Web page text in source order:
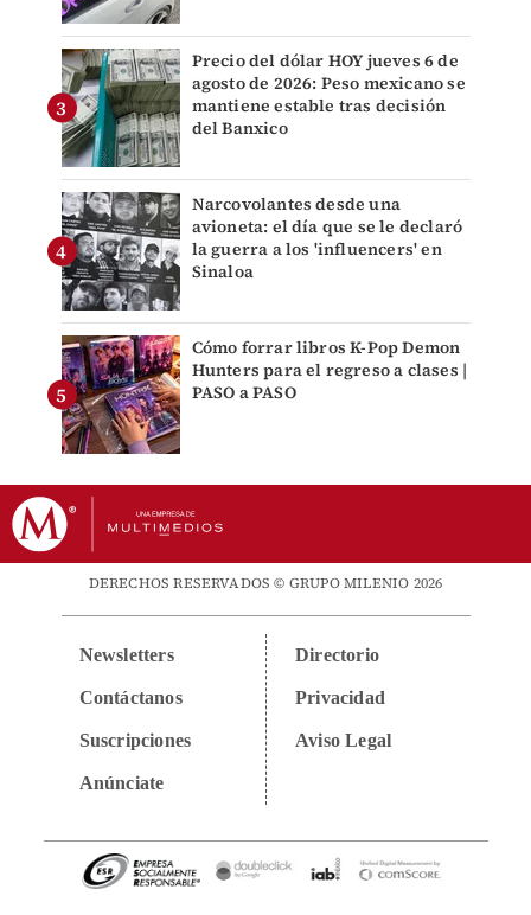
Precio del dólar HOY jueves 6 de
agosto de 2026: Peso mexicano se
mantiene estable tras decisión
del Banxico
Narcovolantes desde una
avioneta: el día que se le declaró
la guerra a los 'influencers' en
Sinaloa
Cómo forrar libros K-Pop Demon
Hunters para el regreso a clases |
PASO a PASO
DERECHOS RESERVADOS © GRUPO MILENIO 2026
Newsletters
Contáctanos
Suscripciones
Anúnciate
Directorio
Privacidad
Aviso Legal